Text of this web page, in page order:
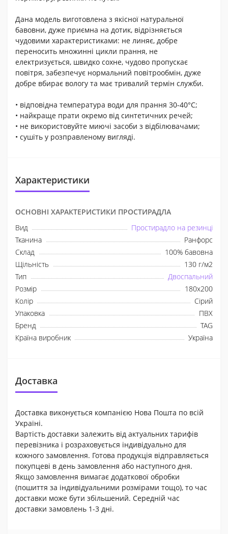
Дана модель виготовлена ​​з якісної натуральної
бавовни, дуже приємна на дотик, відрізняється
чудовими характеристиками: не линяє, добре
переносить множинні цикли прання, не
електризується, швидко сохне, чудово пропускає
повітря, забезпечує нормальний повітрообмін, дуже
добре вбирає вологу та має тривалий термін служби.
• відповідна температура води для прання 30-40°С;
• найкраще прати окремо від синтетичних речей;
• не використовуйте миючі засоби з відбілювачами;
• сушіть у розправленому вигляді.
Характеристики
ОСНОВНІ ХАРАКТЕРИСТИКИ ПРОСТИРАДЛА
Вид
Простирадло на резинці
Тканина
Ранфорс
Склад
100% бавовна
Щільність
130 г/м2
Тип
Двоспальний
Розмір
180x200
Колір
Сірий
Упаковка
ПВХ
Бренд
TAG
Країна виробник
Україна
Доставка
Доставка виконується компанією Нова Пошта по всій
Україні.
Вартість доставки залежить від актуальних тарифів
перевізника і розраховується індивідуально для
кожного замовлення. Готова продукція відправляється
покупцеві в день замовлення або наступного дня.
Якщо замовлення вимагає додаткової обробки
(пошиття за індивідуальними розмірами тощо), то час
доставки може бути збільшений. Середній час
доставки замовлень 1-3 дні.